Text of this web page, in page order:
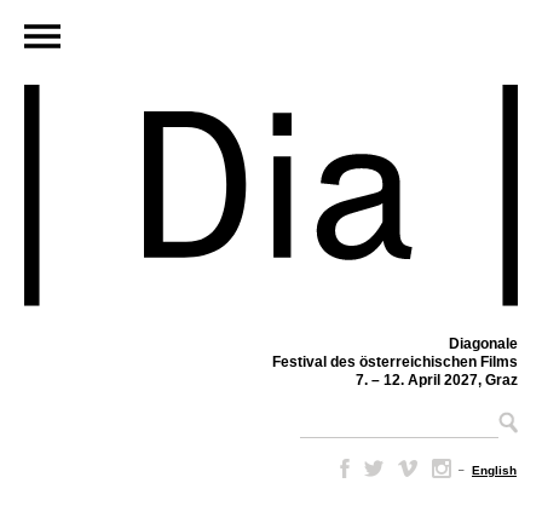
Diagonale
Festival des österreichischen Films
7. – 12. April 2027, Graz
– English